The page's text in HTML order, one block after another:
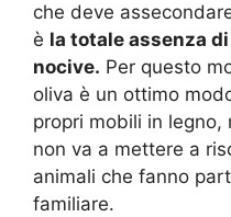
che deve
è la totale assenza
nocive. Per questo
oliva è un ottimo
propri mobili in legno,
non va a mettere a
animali che fanno
familiare.